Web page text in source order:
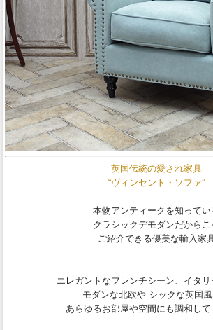
英国伝統の愛され家具
“ヴィンセント・ソファ”
本物アンティークを知ってい
クラシックデモダンだからこ
ご紹介できる優美な輸入家
エレガントなフレンチシーン、イタリ
モダンな北欧や シックな英国
あらゆるお部屋や空間にも調和して